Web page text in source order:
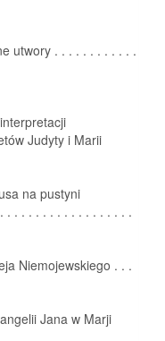
utwory . . . . . . . . . . . .
Judyty i Marii
na pustyni
. . . . . . . . . . . . . . . . . .
Niemojewskiego . . .
Jana w Marji